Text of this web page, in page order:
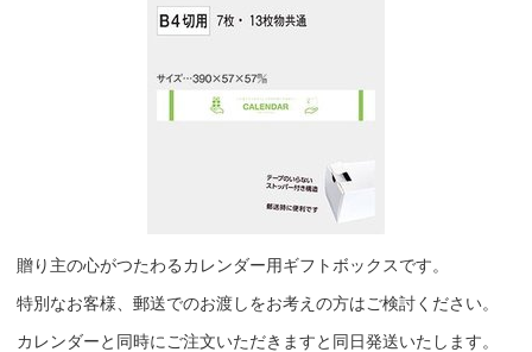
贈り主の心がつたわるカレンダー用ギフトボックスです。
特別なお客様、郵送でのお渡しをお考えの方はご検討ください。
カレンダーと同時にご注文いただきますと同日発送いたします。